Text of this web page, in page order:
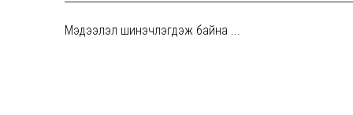
Мэдээлэл шинэчлэгдэж байна ...